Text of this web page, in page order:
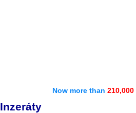
Now more than 210,000
Inzeráty